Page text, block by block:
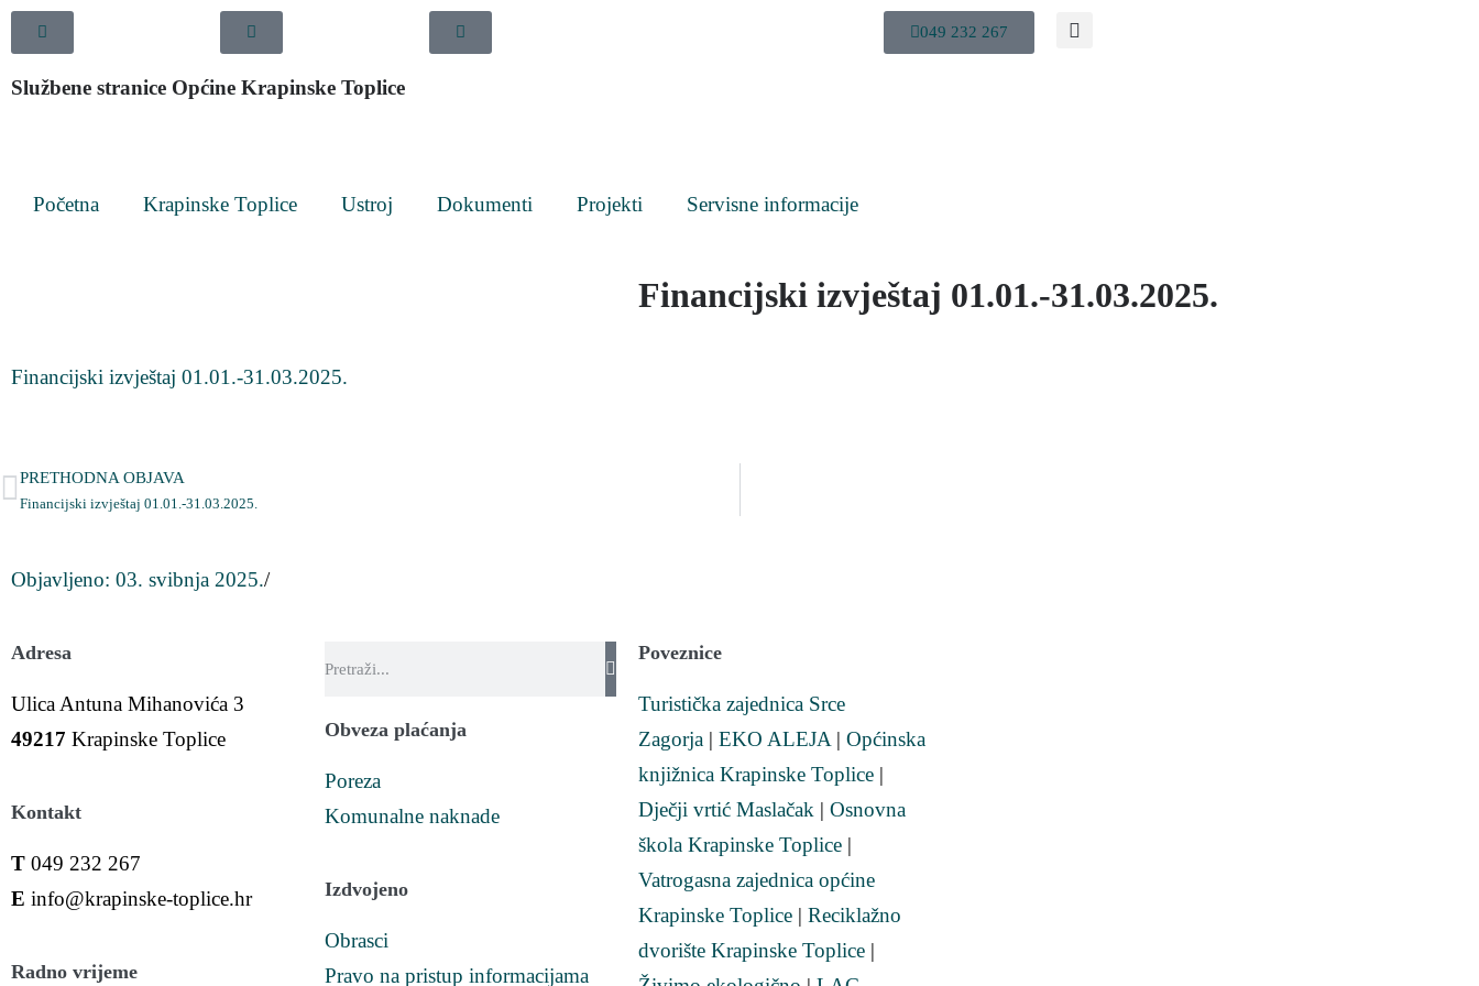
049 232 267
Službene stranice Općine Krapinske Toplice
Početna Krapinske Toplice Ustroj Dokumenti Projekti Servisne informacije
Financijski izvještaj 01.01.-31.03.2025.
Financijski izvještaj 01.01.-31.03.2025.
PRETHODNA OBJAVA
Financijski izvještaj 01.01.-31.03.2025.
Objavljeno: 03. svibnja 2025./
Adresa
Ulica Antuna Mihanovića 3
49217 Krapinske Toplice
Kontakt
T 049 232 267
E info@krapinske-toplice.hr
Radno vrijeme
Obveza plaćanja
Poreza
Komunalne naknade
Izdvojeno
Obrasci
Pravo na pristup informacijama
Poveznice
Turistička zajednica Srce
Zagorja | EKO ALEJA | Općinska
knjižnica Krapinske Toplice |
Dječji vrtić Maslačak | Osnovna
škola Krapinske Toplice |
Vatrogasna zajednica općine
Krapinske Toplice | Reciklažno
dvorište Krapinske Toplice |